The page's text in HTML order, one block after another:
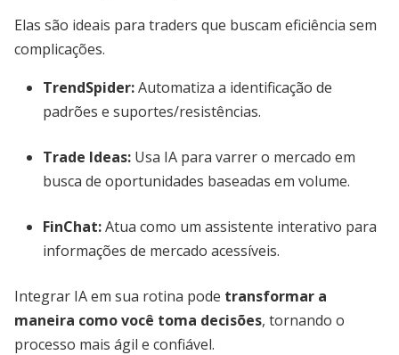
Elas são ideais para traders que buscam eficiência sem
complicações.
TrendSpider:Automatiza a identificação de
padrões e suportes/resistências.
Trade Ideas: Usa IA para varrer o mercado em
busca de oportunidades baseadas em volume.
FinChat:Atua como um assistente interativo para
informações de mercado acessíveis.
Integrar IA em sua rotina pode transformar a
maneira como você toma decisões, tornando o
processo mais ágil e confiável.